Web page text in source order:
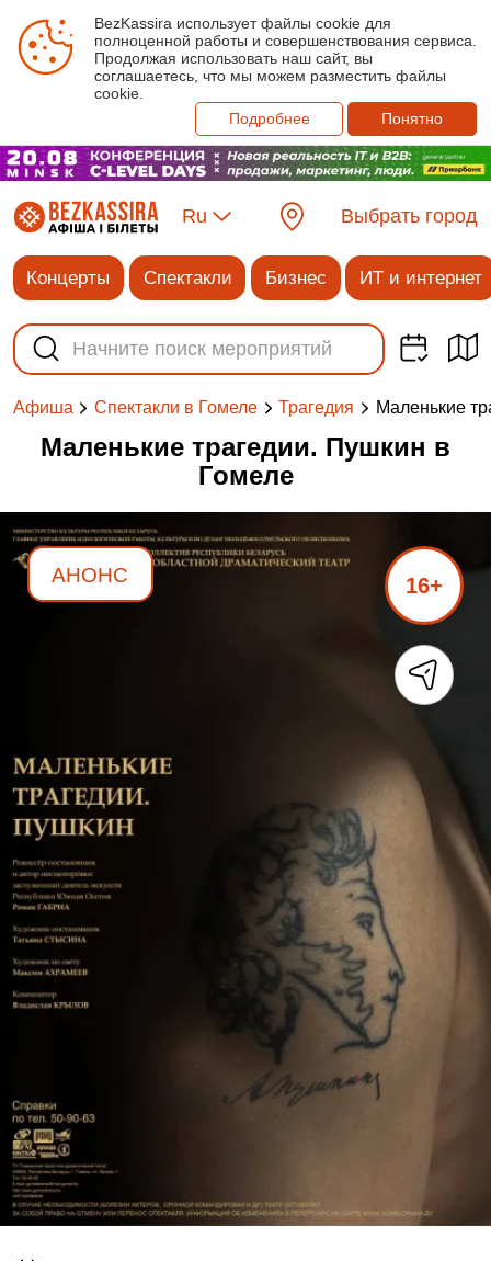
BezKassira использует файлы cookie для
полноценной работы и совершенствования сервиса.
Продолжая использовать наш сайт, вы
соглашаетесь, что мы можем разместить файлы
cookie.
Подробнее
Понятно
Ru Выбрать город
Концерты Спектакли Бизнес ИТ и интернет
Афиша Спектакли в Гомеле Трагедия Маленькие
Маленькие трагедии. Пушкин в
Гомеле
АНОНС 16+